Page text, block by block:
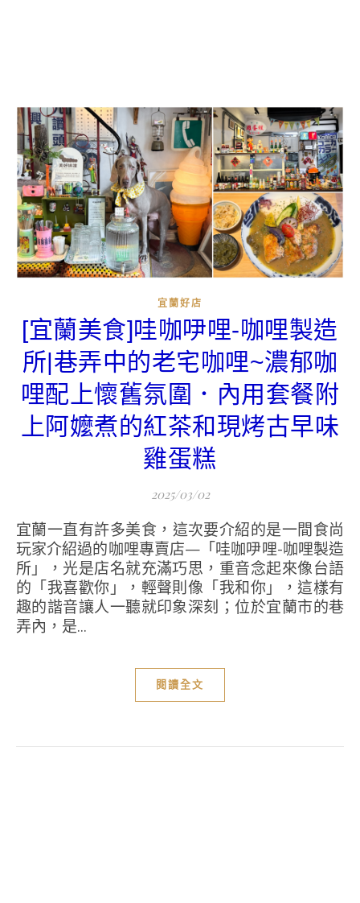
宜蘭好店
[宜蘭美食]哇咖吚哩-咖哩製造
所|巷弄中的老宅咖哩~濃郁咖
哩配上懷舊氛圍．內用套餐附
上阿嬤煮的紅茶和現烤古早味
雞蛋糕
2025/03/02
宜蘭一直有許多美食，這次要介紹的是一間食尚
玩家介紹過的咖哩專賣店—「哇咖吚哩-咖哩製造
所」，光是店名就充滿巧思，重音念起來像台語
的「我喜歡你」，輕聲則像「我和你」，這樣有
趣的諧音讓人一聽就印象深刻；位於宜蘭市的巷
弄內，是...
閱讀全文